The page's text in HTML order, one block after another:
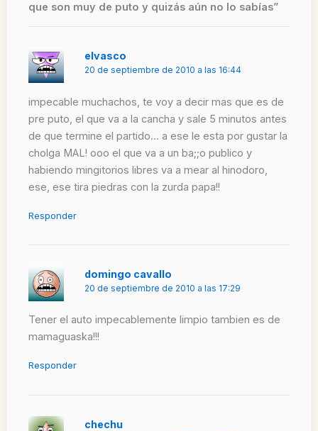
que son muy de puto y quizás aún no lo sabías”
elvasco
20 de septiembre de 2010 a las 16:44
impecable muchachos, te voy a decir mas que es de
pre puto, el que va a la cancha y sale 5 minutos antes
de que termine el partido… a ese le esta por gustar la
cholga MAL! ooo el que va a un ba;;o publico y
habiendo mingitorios libres va a mear al hinodoro,
ese, ese tira piedras con la zurda papa!!
Responder
domingo cavallo
20 de septiembre de 2010 a las 17:29
Tener el auto impecablemente limpio tambien es de
mamaguaska!!!
Responder
chechu